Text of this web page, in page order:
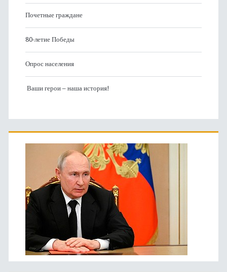
Почетные граждане
80-летие Победы
Опрос населения
Ваши герои – наша история!